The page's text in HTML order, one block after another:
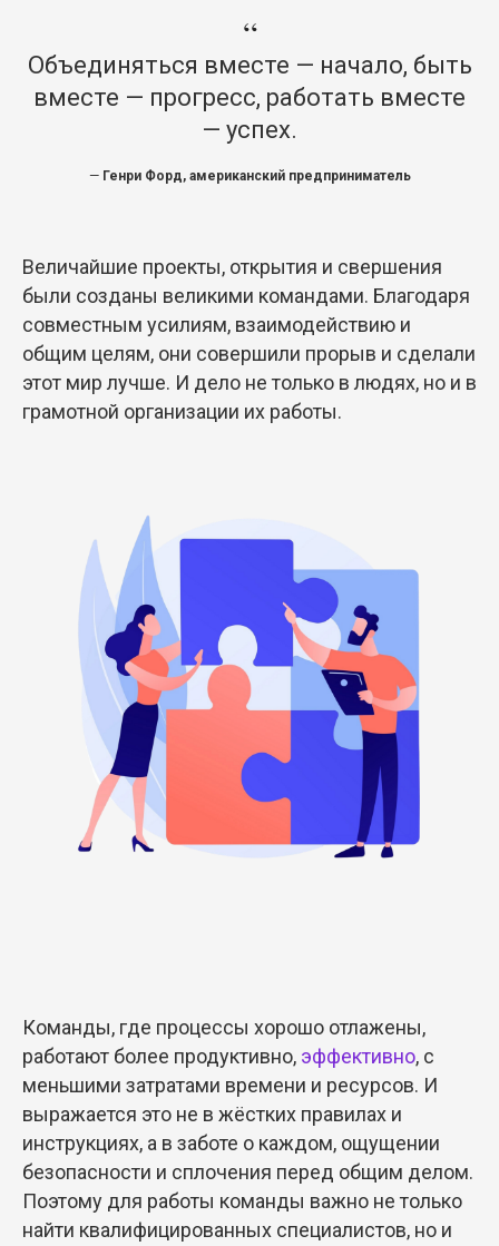
“
Объединяться вместе — начало, быть
вместе — прогресс, работать вместе
— успех.
— Генри Форд, американский предприниматель
Величайшие проекты, открытия и свершения
были созданы великими командами. Благодаря
совместным усилиям, взаимодействию и
общим целям, они совершили прорыв и сделали
этот мир лучше. И дело не только в людях, но и в
грамотной организации их работы.
Команды, где процессы хорошо отлажены,
работают более продуктивно, эффективно, с
меньшими затратами времени и ресурсов. И
выражается это не в жёстких правилах и
инструкциях, а в заботе о каждом, ощущении
безопасности и сплочения перед общим делом.
Поэтому для работы команды важно не только
найти квалифицированных специалистов, но и